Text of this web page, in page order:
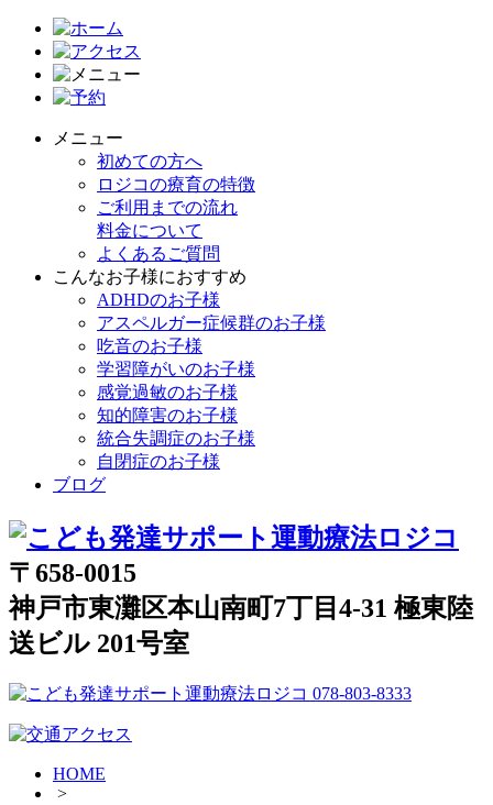
メニュー
初めての方へ
ロジコの療育の特徴
ご利用までの流れ
料金について
よくあるご質問
こんなお子様におすすめ
ADHDのお子様
アスペルガー症候群のお子様
吃音のお子様
学習障がいのお子様
感覚過敏のお子様
知的障害のお子様
統合失調症のお子様
自閉症のお子様
ブログ
〒658-0015
神戸市東灘区本山南町7丁目4-31 極東陸
送ビル 201号室
HOME
>